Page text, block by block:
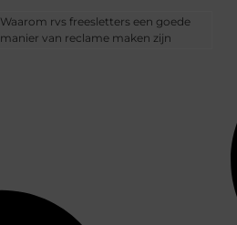
Waarom rvs freesletters een goede
manier van reclame maken zijn